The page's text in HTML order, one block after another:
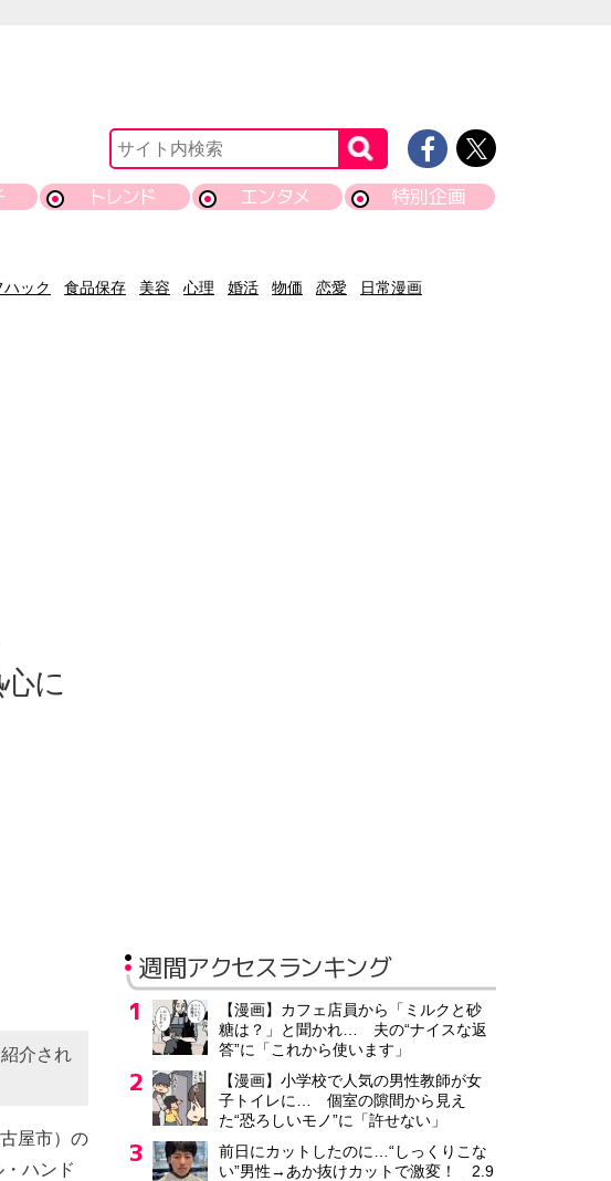
トレンド エンタメ 特別企画
ハック 食品保存 美容 心理 婚活 物価 恋愛 日常漫画
に
介され
屋市）の
ハンド
週間アクセスランキング
【漫画】カフェ店員から「ミルクと砂
糖は？」と聞かれ… 夫の“ナイスな返
答”に「これから使います」
【漫画】小学校で人気の男性教師が女
子トイレに… 個室の隙間から見え
た“恐ろしいモノ”に「許せない」
前日にカットしたのに…“しっくりこな
い”男性→あか抜けカットで激変！ 2.9